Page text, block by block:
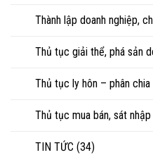
Thành lập doanh nghiệp,
Thủ tục giải thể, phá sản
Thủ tục ly hôn – phân chia
Thủ tục mua bán, sát
TIN TỨC (34)